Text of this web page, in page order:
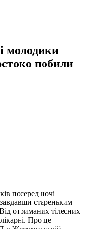
молодики
побили
посеред ночі
завдавши стареньким
отриманих тілесних
Про це